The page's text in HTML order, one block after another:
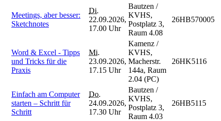
Meetings, aber besser:
Sketchnotes
Di.
22.09.2026,
17.00 Uhr
Bautzen /
KVHS,
Postplatz 3,
Raum 4.08
26HB570005
Word & Excel - Tipps
und Tricks für die
Praxis
Mi.
23.09.2026,
17.15 Uhr
Kamenz /
KVHS,
Macherstr.
144a, Raum
2.04 (PC)
26HK5116
Einfach am Computer
starten – Schritt für
Schritt
Do.
24.09.2026,
17.30 Uhr
Bautzen /
KVHS,
Postplatz 3,
Raum 4.03
26HB5115